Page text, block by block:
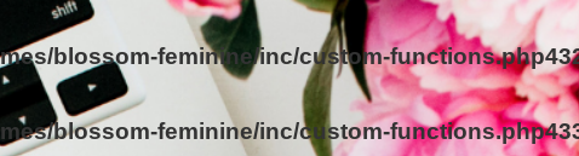
blossom-feminine/inc/custom-functions.php
blossom-feminine/inc/custom-functions.php